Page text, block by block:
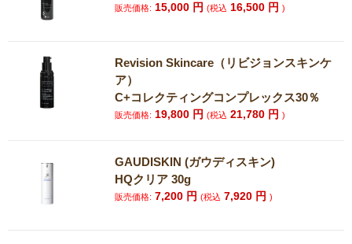
販売価格: 15,000 円(税込 16,500 円)
Revision Skincare（リビジョンスキンケ
ア）
C+コレクティングコンプレックス30％
販売価格: 19,800 円(税込 21,780 円)
GAUDISKIN (ガウディスキン)
HQクリア 30g
販売価格: 7,200 円(税込 7,920 円)